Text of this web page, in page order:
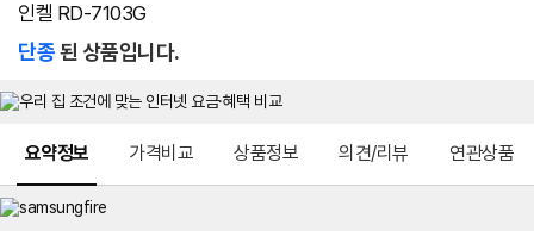
인켈 RD-7103G
단종된 상품입니다.
요약정보 가격비교 상품정보 의견/리뷰 연관상품